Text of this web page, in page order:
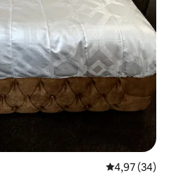
Évaluation
4,97 (34)